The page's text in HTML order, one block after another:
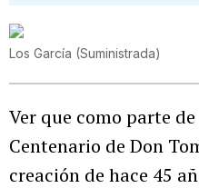
Los García (Suministrada)
Ver que como parte
Centenario de Don
creación de hace 45